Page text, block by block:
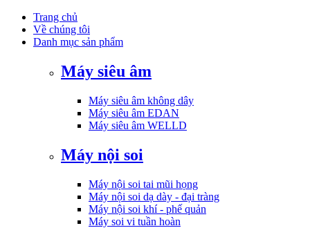
Trang chủ
Về chúng tôi
Danh mục sản phẩm
Máy siêu âm
Máy siêu âm không dây
Máy siêu âm EDAN
Máy siêu âm WELLD
Máy nội soi
Máy nội soi tai mũi họng
Máy nội soi dạ dày - đại tràng
Máy nội soi khí - phế quản
Máy soi vi tuần hoàn